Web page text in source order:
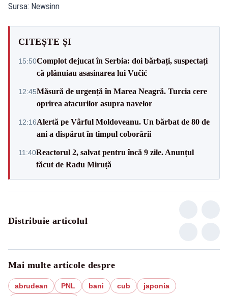
Sursa: Newsinn
CITEȘTE ȘI
15:50Complot dejucat în Serbia: doi bărbați, suspectați
că plănuiau asasinarea lui Vučić
12:45Măsură de urgență în Marea Neagră. Turcia cere
oprirea atacurilor asupra navelor
12:16Alertă pe Vârful Moldoveanu. Un bărbat de 80 de
ani a dispărut în timpul coborârii
11:40Reactorul 2, salvat pentru încă 9 zile. Anunțul
făcut de Radu Miruță
Distribuie articolul
Mai multe articole despre
abrudean PNL bani cub
japonia